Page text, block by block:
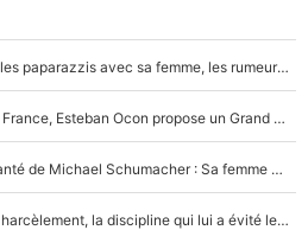
F1 : Charles Leclerc surpris par les paparazzis avec sa femme, les rumeurs étaient vraies !
Comme pour le final du Tour de France, Esteban Ocon propose un Grand Prix de Formule 1 à Paris : «Autour de l’Arc de Triomphe, ce serait génial» !
Nouvelle rumeur autour de la santé de Michael Schumacher : Sa femme Corinna sort du silence
F1 - Lewis Hamilton victime de harcèlement, la discipline qui lui a évité le pire : «J'aurais probablement mal tourné»